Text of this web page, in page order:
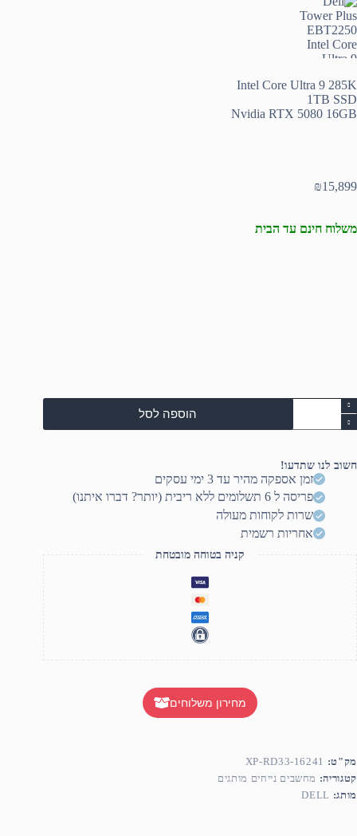
Intel Core Ultra 9 285K
1TB SSD
Nvidia RTX 5080 16GB
₪15,899
משלוח חינם עד הבית
כמות
של
Dell
EBT2250
Ultra 9
1TB SSD
הוספה לסל
חשוב לנו שתדעו!
זמן אספקה מהיר עד 3 ימי עסקים
פריסה ל 6 תשלומים ללא ריבית (יותר? דברו איתנו)
שרות לקוחות מעולה
אחריות רשמית
קניה בטוחה מובטחת
מחירון משלוחים
מק"ט: XP-RD33-16241
קטגוריה: מחשבים נייחים מותגים
מותג: DELL